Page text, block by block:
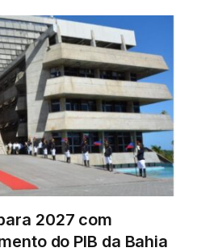
2027 com
do PIB da Bahia